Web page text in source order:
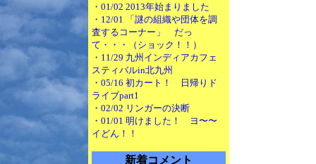
・01/02 2013年始まりました
・12/01 「謎の組織や団体を調
査するコーナー」 だっ
て・・・（ショック！！）
・11/29 九州インディアカフェ
スティバルin北九州
・05/16 初カート！ 日帰りド
ライブpart1
・02/02 リンガーの決断
・01/01 明けました！ ヨ〜〜
イどん！！
新着コメント